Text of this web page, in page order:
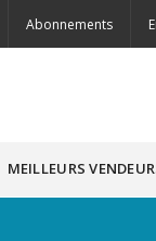
Abonnements
MEILLEURS